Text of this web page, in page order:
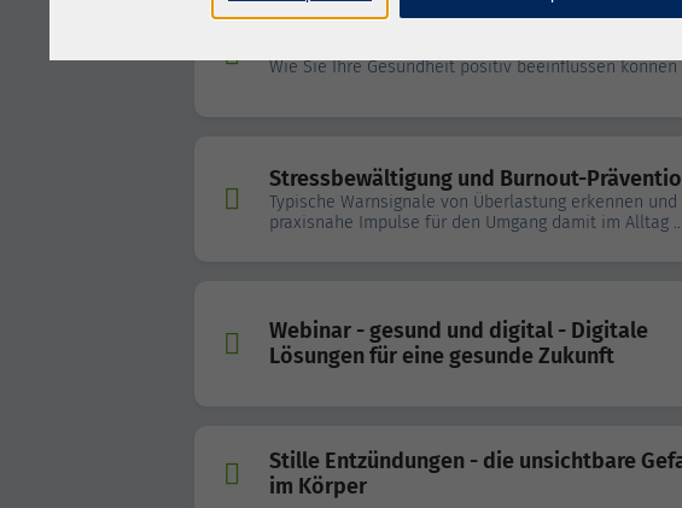
Wie Sie Ihre Gesundheit positiv beeinflussen können
Stressbewältigung und Burnout-
Typische Warnsignale von Überlastung erkennen und
praxisnahe Impulse für den Umgang damit im Alltag ...
Webinar - gesund und digital - Digitale
Lösungen für eine gesunde Zukunft
Stille Entzündungen - die unsichtbare
im Körper